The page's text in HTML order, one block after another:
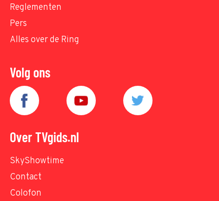
Reglementen
Pers
Alles over de Ring
Volg ons
Over TVgids.nl
SkyShowtime
Contact
Colofon